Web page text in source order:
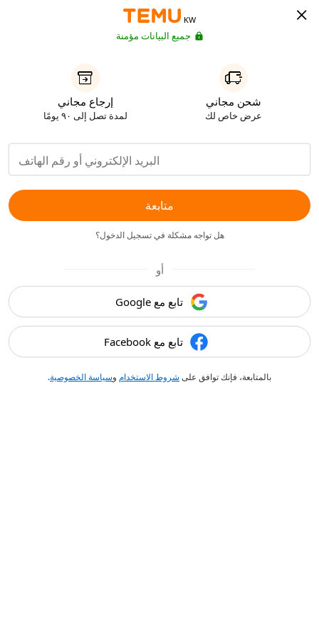
KW
جميع البيانات مؤمنة
شحن مجاني
عرض خاص لك
إرجاع مجاني
لمدة تصل إلى ٩٠ يومًا
متابعة
هل تواجه مشكلة في تسجيل الدخول؟
أو
تابع مع Google
تابع مع Facebook
بالمتابعة، فإنك توافق على شروط الاستخدام وسياسة الخصوصية.